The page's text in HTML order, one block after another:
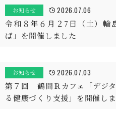
お知らせ 2026.07.06
令和８年６月２7日（土）輪
ば」を開催しました
お知らせ 2026.07.03
第７回 鶴間Ｒカフェ「デジ
る健康づくり支援」を開催し